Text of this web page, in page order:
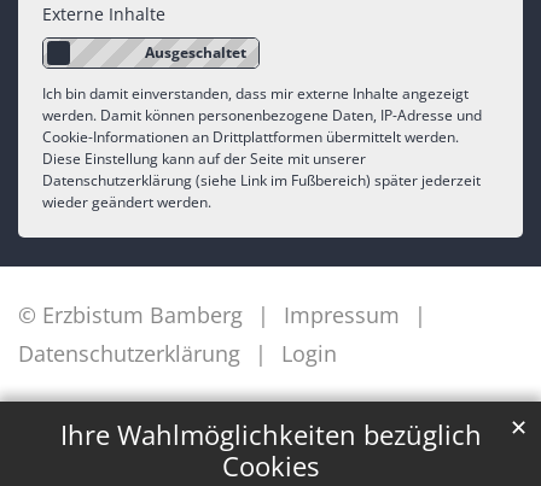
Ihre Wahlmöglichkeiten bezüglich
Cookies
✕
Externe Inhalte
Ich bin damit einverstanden, dass mir externe Inhalte angezeigt
werden. Damit können personenbezogene Daten, IP-Adresse und
Cookie-Informationen an Drittplattformen übermittelt werden.
Diese Einstellung kann auf der Seite mit unserer
Datenschutzerklärung (siehe Link im Fußbereich) später jederzeit
wieder geändert werden.
© Erzbistum Bamberg
Impressum
Datenschutzerklärung
Login